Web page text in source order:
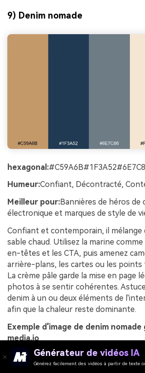
9) Denim nomade
hexagonal:
Humeur:Confiant, Décontracté,
Meilleur pour:Bannières de héros de
électronique et marques de style de
Confiant et contemporain, il mélange
sable chaud. Utilisez la marine
en-têtes et les CTA, puis amenez
arrière-plans, les cartes ou les
La crème pâle garde la mise en page
photos à se sentir cohérentes.
denim à un ou deux éléments de
afin que la chaleur reste dominante.
Exemple d'image de denim nomade
media.io
Générateur de vidéos IA
Générez facilement des vidéos à partir de texte